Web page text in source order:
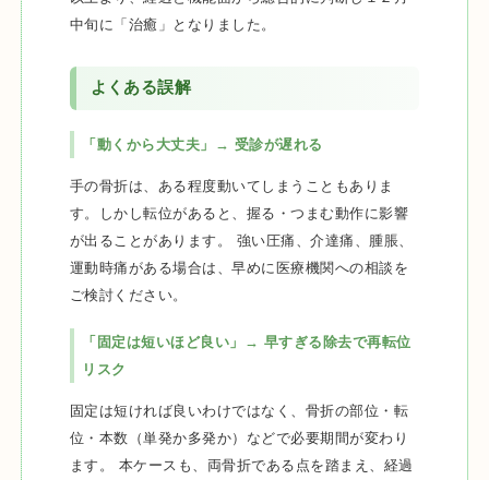
中旬に「治癒」となりました。
よくある誤解
「動くから大丈夫」→ 受診が遅れる
手の骨折は、ある程度動いてしまうこともありま
す。しかし転位があると、握る・つまむ動作に影響
が出ることがあります。 強い圧痛、介達痛、腫脹、
運動時痛がある場合は、早めに医療機関への相談を
ご検討ください。
「固定は短いほど良い」→ 早すぎる除去で再転位
リスク
固定は短ければ良いわけではなく、骨折の部位・転
位・本数（単発か多発か）などで必要期間が変わり
ます。 本ケースも、両骨折である点を踏まえ、経過